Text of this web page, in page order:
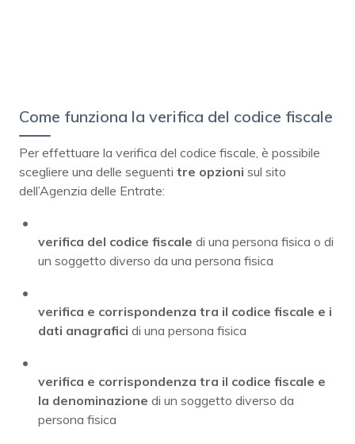
Come funziona la verifica del codice fiscale
Per effettuare la verifica del codice fiscale, è possibile
scegliere una delle seguenti tre opzioni sul sito
dell’Agenzia delle Entrate:
verifica del codice fiscale di una persona fisica o di
un soggetto diverso da una persona fisica
verifica e corrispondenza tra il codice fiscale e i
dati anagrafici di una persona fisica
verifica e corrispondenza tra il codice fiscale e
la denominazione di un soggetto diverso da
persona fisica